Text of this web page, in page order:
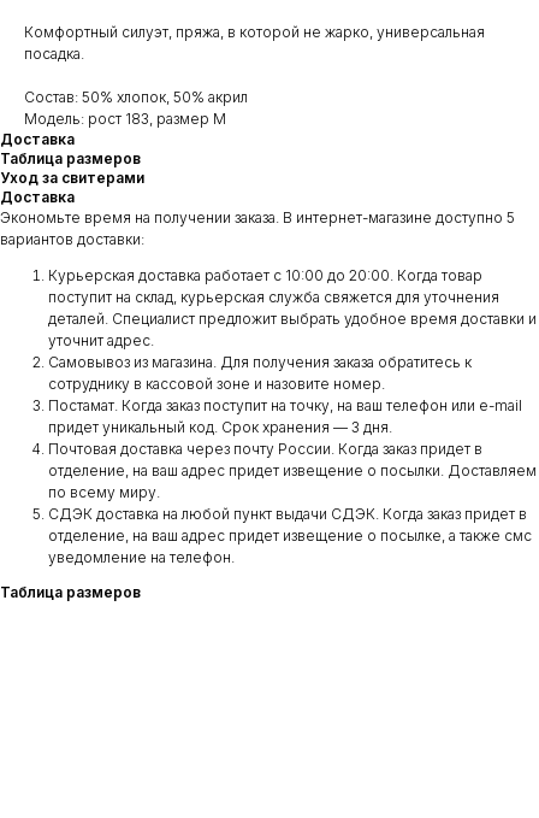
Комфортный силуэт, пряжа, в которой не жарко, универсальная
посадка.
Состав: 50% хлопок, 50% акрил
Модель: рост 183, размер M
Доставка
Таблица размеров
Уход за свитерами
Доставка
Экономьте время на получении заказа. В интернет-магазине доступно 5
вариантов доставки:
Курьерская доставка работает с 10:00 до 20:00. Когда товар
поступит на склад, курьерская служба свяжется для уточнения
деталей. Специалист предложит выбрать удобное время доставки и
уточнит адрес.
Самовывоз из магазина. Для получения заказа обратитесь к
сотруднику в кассовой зоне и назовите номер.
Постамат. Когда заказ поступит на точку, на ваш телефон или e-mail
придет уникальный код. Срок хранения — 3 дня.
Почтовая доставка через почту России. Когда заказ придет в
отделение, на ваш адрес придет извещение о посылки. Доставляем
по всему миру.
СДЭК доставка на любой пункт выдачи СДЭК. Когда заказ придет в
отделение, на ваш адрес придет извещение о посылке, а также смс
уведомление на телефон.
Таблица размеров